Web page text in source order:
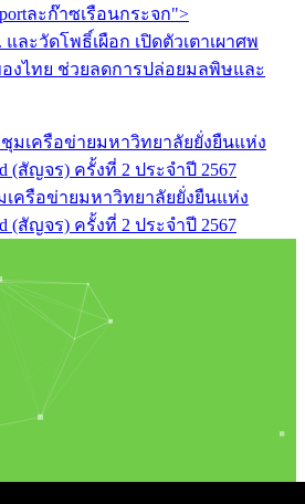
ละก๊าซเรือนกระจก">
ละวัดโพธิ์เผือก เปิดตัวเตาเผาศพ
งไทย ช่วยลดการปล่อยมลพิษและ
เครือข่ายมหาวิทยาลัยยั่งยืนแห่ง
(สัญจร) ครั้งที่ 2 ประจำปี 2567